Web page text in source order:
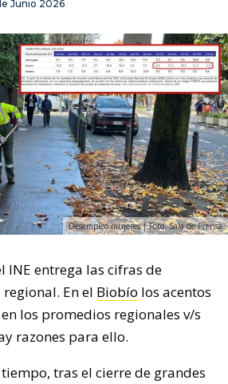
Junio 2026
Desempleo mujeres | Foto: Sala de Prensa
INE entrega las cifras de
En el Biobío los acentos
los promedios regionales v/s
razones para ello.
tras el cierre de grandes